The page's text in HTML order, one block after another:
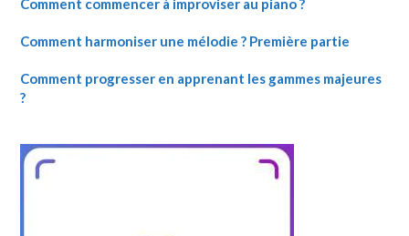
Comment commencer à improviser au piano ?
Comment harmoniser une mélodie ? Première partie
Comment progresser en apprenant les gammes majeures
?